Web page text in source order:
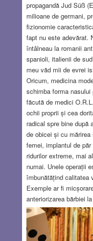
propagandă Jud Süß
milioane de germani,
fizionomie
fapt nu este adevărat.
întâlneau la romanii
spanioli, italienii de
meu văd mii de evrei
Oricum, medicina
schimba forma nasului
făcută de medici
ochii proprii și cea
radical spre bine după
de obicei și cu
femei, implantul de
ridurilor extreme, mai
numai. Unele operații
îmbunătățind calitatea
Exemple ar fi
anteriorizarea bărbiei
adesea au tulburări
somnului. Eu cred că
cosmetice sunt nu